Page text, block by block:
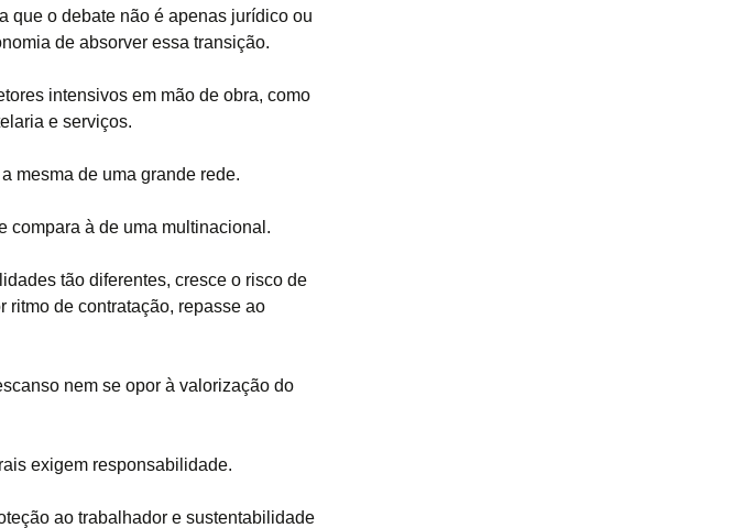
que o debate não é apenas jurídico ou
de absorver essa transição.
intensivos em mão de obra, como
e serviços.
mesma de uma grande rede.
compara à de uma multinacional.
tão diferentes, cresce o risco de
ritmo de contratação, repasse ao
nem se opor à valorização do
exigem responsabilidade.
ao trabalhador e sustentabilidade